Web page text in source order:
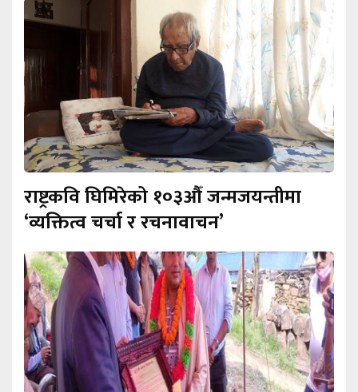
राष्ट्रकवि घिमिरेको १०३औँ जन्मजयन्तीमा
‘व्यक्तित्व चर्चा र रचनावाचन’